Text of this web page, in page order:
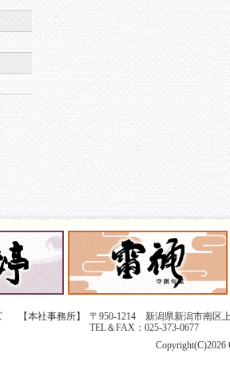
【本社事務所】
〒950-1214 新潟県新潟市南区
TEL＆FAX：025-373-0677